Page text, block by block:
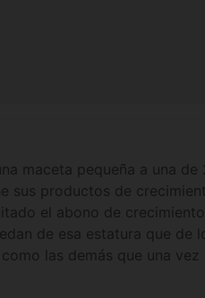
maceta pequeña a una
sus productos de
el abono de
de esa estatura que de
las demás que una